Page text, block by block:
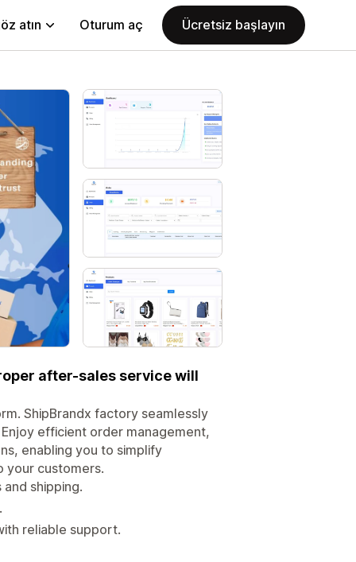
atın Oturum aç Ücretsiz başlayın
after-sales service will
ShipBrandx factory seamlessly
efficient order management,
enabling you to simplify
your customers.
shipping.
reliable support.